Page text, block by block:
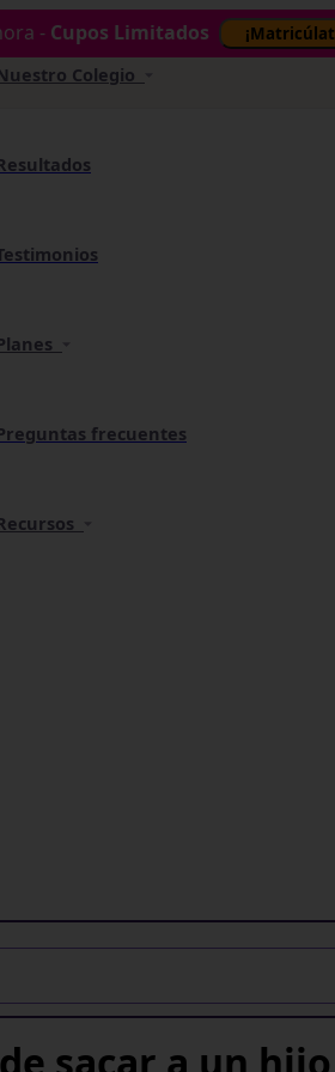
- Cupos Limitados
Colegio
frecuentes
sacar a un